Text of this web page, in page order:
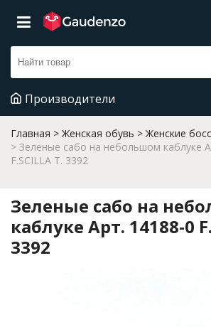
Производители
Главная Женская обувь
Женские
Зеленые сабо на небольшом каблуке
F.SCILLA T. 3392
Зеленые сабо на
каблуке Арт. 14188-0
3392